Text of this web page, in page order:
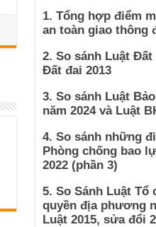
1. Tổng hợp điểm
an toàn giao thông
2. So sánh Luật Đất
Đất đai 2013
3. So sánh Luật
năm 2024 và Luật
4. So sánh những
Phòng chống bao
2022 (phần 3)
5. So Sánh Luật Tổ
quyền địa phương
Luật 2015, sửa đổi